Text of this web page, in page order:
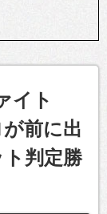
イト
前に出
判定勝